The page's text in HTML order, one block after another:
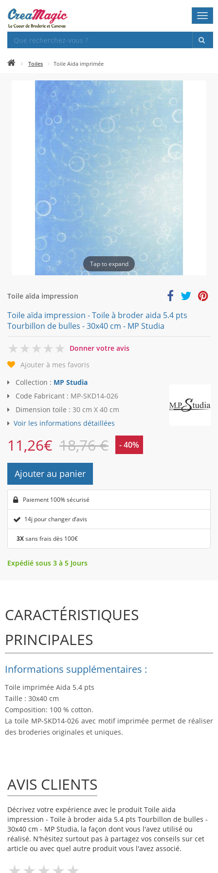
Toiles Toile Aida imprimée
Tap to expand
Toile aïda impression
Toile aïda impression - Toile à broder aida 5.4 pts
Tourbillon de bulles - 30x40 cm - MP Studia
0
Donner votre avis
Ajouter à mes favoris
Collection : MP Studia
Code Fabricant : MP-SKD14-026
Dimension toile : 30 cm X 40 cm
Voir les informations détaillées
11,26€ 18,76 € - 40%
Ajouter au panier
Paiement 100% sécurisé
14j pour changer d’avis
3Xsans frais dès 100€
Expédié sous 3 à 5 Jours
CARACTÉRISTIQUES
PRINCIPALES
Informations supplémentaires :
Toile imprimée Aida 5.4 pts
Taille : 30x40 cm
Composition: 100 % cotton.
La toile MP-SKD14-026 avec motif imprimée permet de réaliser
des broderies originales et uniques.
AVIS CLIENTS
Décrivez votre expérience avec le produit Toile aïda
impression - Toile à broder aida 5.4 pts Tourbillon de bulles -
30x40 cm - MP Studia, la façon dont vous l'avez utilisé ou
réalisé. N'hésitez surtout pas à partagez vos conseils sur cet
article ou avec quel autre produit vous l'avez associé.